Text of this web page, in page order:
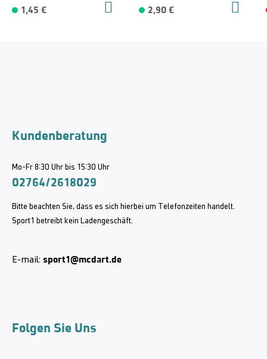
1,45 € 2,90 €
Kundenberatung
Mo-Fr 8:30 Uhr bis 15:30 Uhr
02764/2618029
Bitte beachten Sie, dass es sich hierbei um Telefonzeiten handelt.
Sport1 betreibt kein Ladengeschäft.
E-mail: sport1@mcdart.de
Folgen Sie Uns